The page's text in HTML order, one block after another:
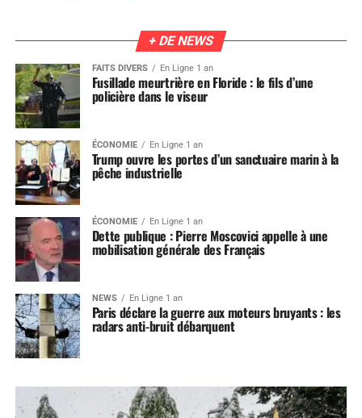
+ DE NEWS
FAITS DIVERS En Ligne 1 an
Fusillade meurtrière en Floride : le fils d’une
policière dans le viseur
ÉCONOMIE En Ligne 1 an
Trump ouvre les portes d’un sanctuaire marin à la
pêche industrielle
ÉCONOMIE En Ligne 1 an
Dette publique : Pierre Moscovici appelle à une
mobilisation générale des Français
NEWS En Ligne 1 an
Paris déclare la guerre aux moteurs bruyants : les
radars anti-bruit débarquent